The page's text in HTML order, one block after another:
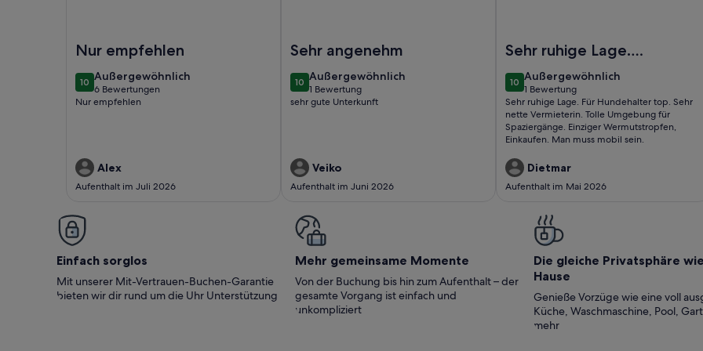
Nur empfehlen
1010 von 10
Außergewöhnlich
außergewöhnlich
6 Bewertungen
(6
bewertungen)
Nur empfehlen
Alex
Aufenthalt im Juli 2026
Sehr angenehm
1010 von 10
Außergewöhnlich
außergewöhnlich
1 Bewertung
(1
bewertung)
sehr gute Unterkunft
Veiko
Aufenthalt im Juni 2026
Sehr ruhige Lage.
Für Hundehalter
top. Sehr nette
Vermieterin. Tolle
Umgebung für
Spaziergänge. E..
1010 von 10
Außergewöhnlich
außergewöhnlich
1 Bewertung
(1
bewertung)
Sehr ruhige Lage. Für Hundehalter top. Sehr
nette Vermieterin. Tolle Umgebung für
Spaziergänge. Einziger Wermutstropfen,
Einkaufen. Man muss mobil sein.
Dietmar
Aufenthalt im Mai 2026
Einfach sorglos
Mit unserer Mit-Vertrauen-Buchen-Garantie
bieten wir dir rund um die Uhr Unterstützung
Mehr gemeinsame Momente
Von der Buchung bis hin zum Aufenthalt – der
gesamte Vorgang ist einfach und
unkompliziert
Die gleiche Privatsphäre
Hause
Genieße Vorzüge wie eine voll
Küche, Waschmaschine, Pool,
mehr